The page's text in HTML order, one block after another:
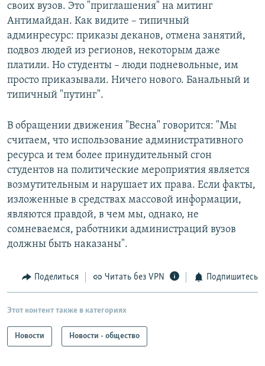
своих вузов. Это "приглашения" на митинг
Антимайдан. Как видите – типичный
админресурс: приказы деканов, отмена занятий,
подвоз людей из регионов, некоторым даже
платили. Но студенты – люди подневольные, им
просто приказывали. Ничего нового. Банальный и
типичный "путинг".
В обращении движения "Весна" говорится: "Мы
считаем, что использование административного
ресурса и тем более принудительный сгон
студентов на политические мероприятия является
возмутительным и нарушает их права. Если факты,
изложенные в средствах массовой информации,
являются правдой, в чем мы, однако, не
сомневаемся, работники администраций вузов
должны быть наказаны".
Поделиться Читать без VPN Подпишитесь
Этот контент также в категориях
Новости Новости - общество